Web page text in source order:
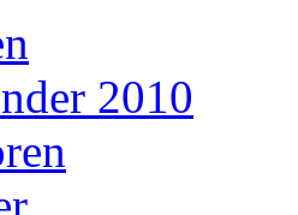
2010